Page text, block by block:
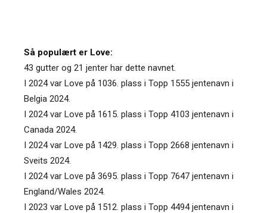
Så populært er Love:
43 gutter og 21 jenter har dette navnet.
I 2024 var Love på 1036. plass i Topp 1555 jentenavn i
Belgia 2024.
I 2024 var Love på 1615. plass i Topp 4103 jentenavn i
Canada 2024.
I 2024 var Love på 1429. plass i Topp 2668 jentenavn i
Sveits 2024.
I 2024 var Love på 3695. plass i Topp 7647 jentenavn i
England/Wales 2024.
I 2023 var Love på 1512. plass i Topp 4494 jentenavn i